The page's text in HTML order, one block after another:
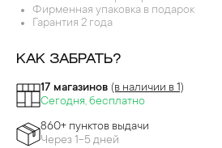
Фирменная упаковка в подарок
Гарантия 2 года
КАК ЗАБРАТЬ?
17 магазинов (в наличии в 1)
Сегодня, бесплатно
860+ пунктов выдачи
Через 1-5 дней